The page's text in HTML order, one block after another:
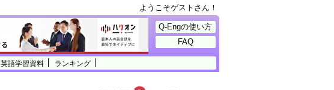
ようこそゲストさん！
英語学習資料 ランキング
Q-Engの使い方
FAQ